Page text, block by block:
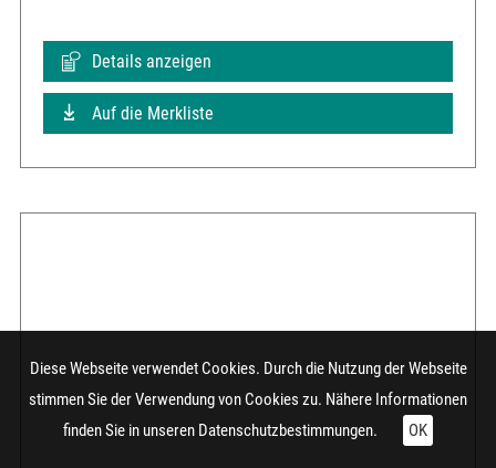
Details anzeigen
Auf die Merkliste
Diese Webseite verwendet Cookies. Durch die Nutzung der Webseite
stimmen Sie der Verwendung von Cookies zu. Nähere Informationen
finden Sie in unseren Datenschutzbestimmungen. OK